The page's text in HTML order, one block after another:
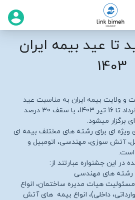
تا عید بیمه ایران
1403
و ولایت بیمه ایران به مناسبت عید
سعید قربان و غدیر، از 27 خرداد تا 16 تیر 1403، با سقف 30 درصد
برگزار میشود.
ویژه ای برای رشته های مختلف بیمه ای
آتش سوزی، مهندسی، اتومبیل و
است.
در این جشنواره عبارتند از:
مسئولیت هیات مدیره ساختمان، انواع
داخلی)، انواع بیمه های آتش